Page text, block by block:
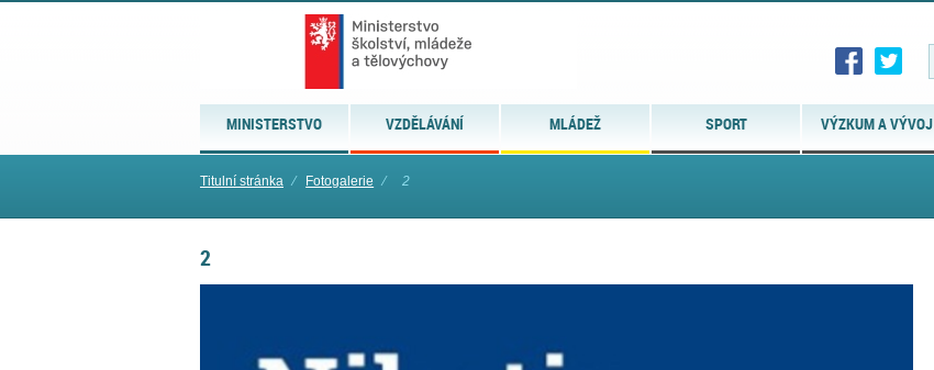
MINISTERSTVO VZDĚLÁVÁNÍ MLÁDEŽ SPORT VÝZKUM A VÝVOJ
Titulní stránka ⁄ Fotogalerie ⁄ 2
2